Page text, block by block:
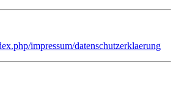
impressum/datenschutzerklaerung